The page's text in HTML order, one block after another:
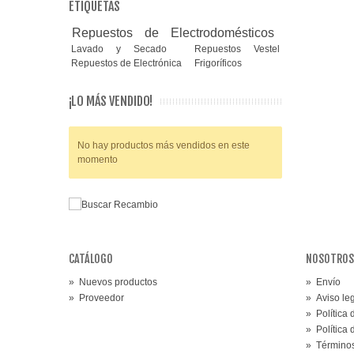
Nec
Nikon(21)
Nokia
(17)
OKI(2)
Philips(285)
Saeco(1)
Saivod
Samsung(136)
Smeg
Thomson(20)
Tomtom(1)
ETIQUETAS
Repuestos de Electrodomésticos
Lavado y Secado
Repuestos Vestel
Repuestos de Electrónica
Frigoríficos
¡LO MÁS VENDIDO!
No hay productos más vendidos en este
momento
CATÁLOGO
»
Nuevos productos
»
Proveedor
NOSOTROS
»
Envío
» Aviso
»
Política
»
Política
»